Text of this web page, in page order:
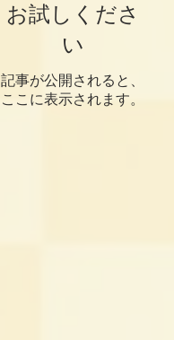
お試しくださ
い
記事が公開されると、
ここに表示されます。